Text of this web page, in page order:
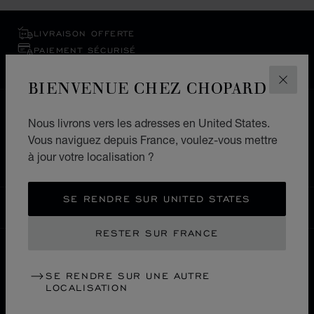
BIENVENUE CHEZ CHOPARD
Nous livrons vers les adresses en United States.
Vous naviguez depuis France, voulez-vous mettre
à jour votre localisation ?
SE RENDRE SUR UNITED STATES
RESTER SUR FRANCE
SE RENDRE SUR UNE AUTRE
LOCALISATION
LIVRAISON OFFERTE
PAIEMENT SÉCURISÉ
TOUTES LES BOUTIQUES EUROPE PORTUGAL
FUNCHAL